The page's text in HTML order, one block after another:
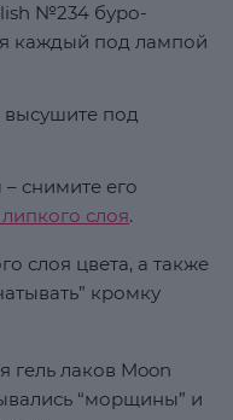
№234 буро-
каждый под лампой
высушите под
снимите его
слоя.
слоя цвета, а также
кромку
гель лаков Moon
“морщины” и